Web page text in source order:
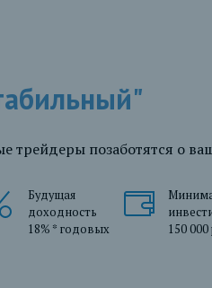
трейдеры позаботятся о
Будущая
доходность
18% * годовых
150